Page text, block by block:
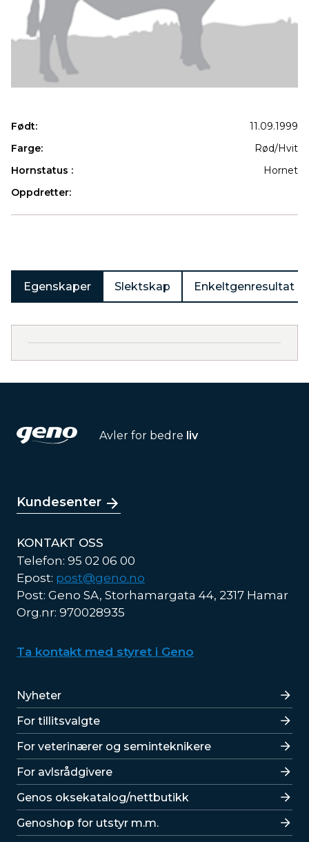
Født:
11.09.1999
Farge:
Rød/Hvit
Hornstatus :
Hornet
Oppdretter:
Egenskaper Slektskap Enkeltgenresultat
Avler for bedre liv
Kundesenter
KONTAKT OSS
Telefon: 95 02 06 00
Epost: post@geno.no
Post: Geno SA, Storhamargata 44, 2317 Hamar
Org.nr: 970028935
Ta kontakt med styret i Geno
Lenker
Nyheter
For tillitsvalgte
For veterinærer og seminteknikere
For avlsrådgivere
Lenker
Genos oksekatalog/nettbutikk
Genoshop for utstyr m.m.